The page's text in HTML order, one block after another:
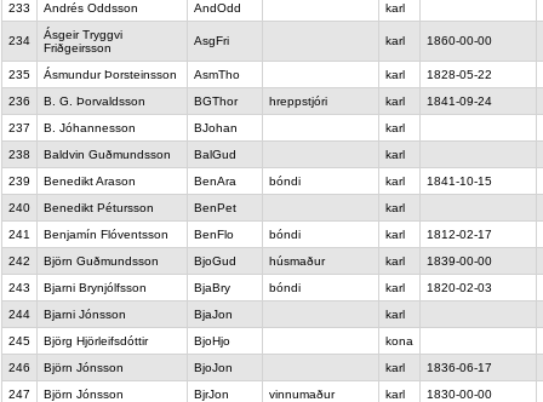
233
Andrés Oddsson AndOdd karl
234
Ásgeir Tryggvi
Friðgeirsson
AsgFri karl 1860-00-00
235 Ásmundur Þorsteinsson AsmTho karl
1828-05-22
236
B. G. Þorvaldsson BGThor hreppstjóri karl
1841-09-24
237
B. Jóhannesson BJohan
karl
238
Baldvin Guðmundsson BalGud
karl
239
Benedikt Arason BenAra bóndi karl
1841-10-15
240
Benedikt Pétursson BenPet
karl
241
Benjamín Flóventsson BenFlo bóndi karl
1812-02-17
242
Björn Guðmundsson BjoGud húsmaður karl
1839-00-00
243
Bjarni Brynjólfsson BjaBry bóndi karl
1820-02-03
244
Bjarni Jónsson BjaJon
karl
245
Björg Hjörleifsdóttir BjoHjo
kona
246
Björn Jónsson BjoJon karl
1836-06-17
247
Björn Jónsson BjrJon vinnumaður karl
1830-00-00